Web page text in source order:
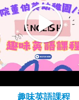
趣味英語課程